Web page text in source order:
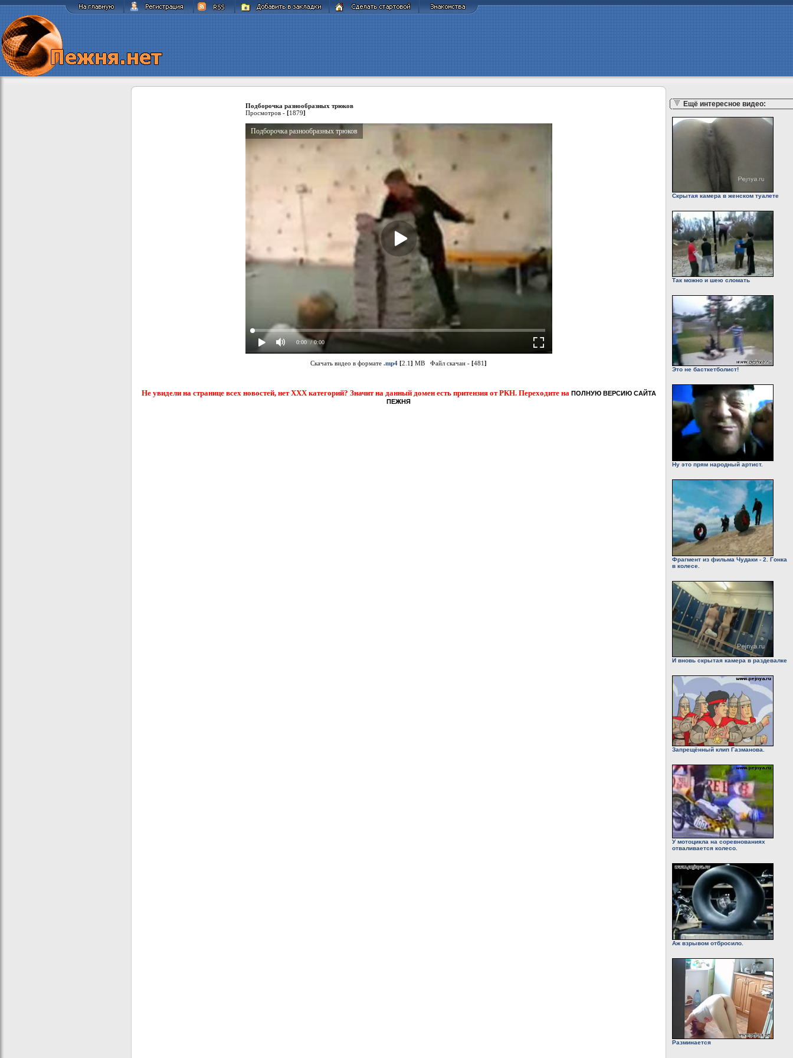
Подборочка разнообразных трюков
Просмотров - [1879]
Подборочка разнообразных трюков
0:00 / 0:00
Скачать видео в формате .mp4 [2.1] MB Файл скачан - [481]
Не увидели на странице всех новостей, нет XXX категорий? Значит на данный домен есть притензия от РКН. Переходите на ПОЛНУЮ ВЕРСИЮ САЙТА
ПЕЖНЯ
Ещё интересное видео:
Скрытая камера в женском туалете
Так можно и шею сломать
Это не басткетболист!
Ну это прям народный артист.
Фрагмент из фильма Чудаки - 2. Гонка
в колесе.
И вновь скрытая камера в раздевалке
Запрещённый клип Газманова.
У мотоцикла на соревнованиях
отваливается колесо.
Аж взрывом отбросило.
Разминается